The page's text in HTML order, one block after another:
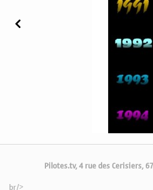
Pilotes.tv, 4 rue des Cerisiers,
br/>